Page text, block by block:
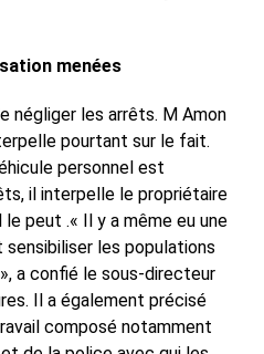
menées
négliger les arrêts. M Amon
pourtant sur le fait.
personnel est
il interpelle le propriétaire
peut .« Il y a même eu une
les populations
a confié le sous-directeur
Il a également précisé
composé notamment